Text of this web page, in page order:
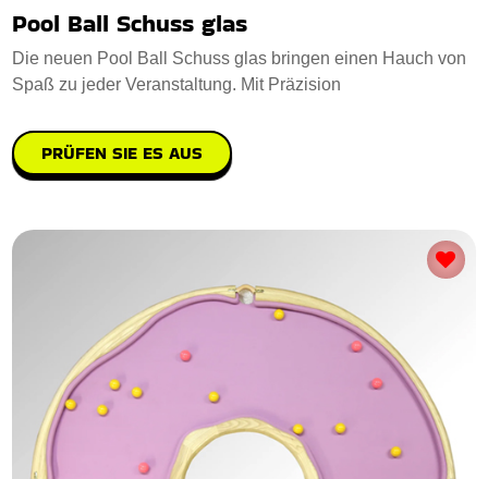
Pool Ball Schuss glas
Die neuen Pool Ball Schuss glas bringen einen Hauch von
Spaß zu jeder Veranstaltung. Mit Präzision
PRÜFEN SIE ES AUS